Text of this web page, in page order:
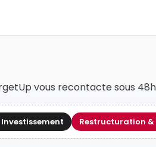
vous recontacte sous
Restructuration &